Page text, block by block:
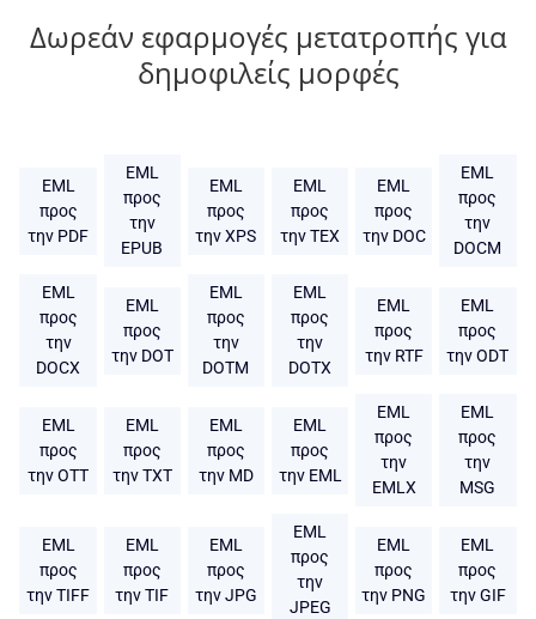
Δωρεάν εφαρμογές μετατροπής για
δημοφιλείς μορφές
EML
προς
την PDF
EML
προς
την
EPUB
EML
προς
την XPS
EML
προς
την TEX
EML
προς
την DOC
EML
προς
την
DOCM
EML
προς
την
DOCX
EML
προς
την DOT
EML
προς
την
DOTM
EML
προς
την
DOTX
EML
προς
την RTF
EML
προς
την ODT
EML
προς
την OTT
EML
προς
την TXT
EML
προς
την MD
EML
προς
την EML
EML
προς
την
EMLX
EML
προς
την
MSG
EML
προς
την TIFF
EML
προς
την TIF
EML
προς
την JPG
EML
προς
την
JPEG
EML
προς
την PNG
EML
προς
την GIF